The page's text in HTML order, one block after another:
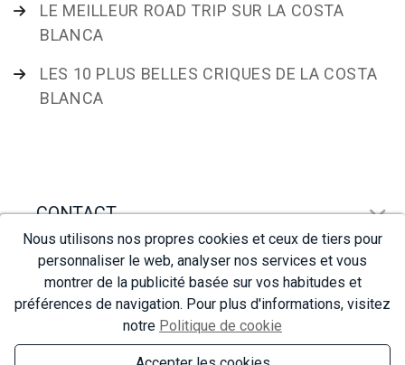
LE MEILLEUR ROAD TRIP SUR LA COSTA
BLANCA
LES 10 PLUS BELLES CRIQUES DE LA COSTA
BLANCA
CONTACT
NAVIGATION
Nous utilisons nos propres cookies et ceux de tiers pour
personnaliser le web, analyser nos services et vous
montrer de la publicité basée sur vos habitudes et
préférences de navigation. Pour plus d'informations, visitez
notre Politique de cookie